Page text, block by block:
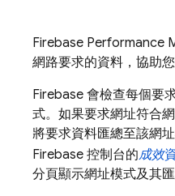
Firebase Performance
網路要求的資料，協助
Firebase 會檢查每個要
式。如果要求網址符合
將要求資料匯總至該網
Firebase 控制台的成效
分頁顯示網址模式及其匯